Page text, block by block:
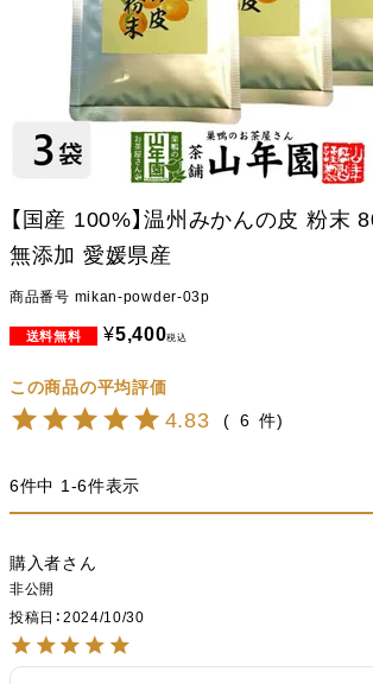
【国産 100%】温州みかんの皮 粉末
無添加 愛媛県産
商品番号 mikan-powder-03p
¥5,400税込
4.83 6
6件中 1-6件表示
購入者
非公開
投稿日
2024/10/30